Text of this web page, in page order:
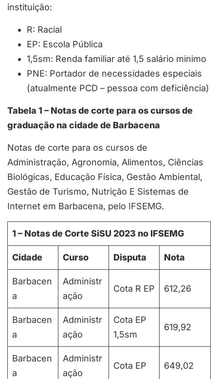
instituição:
R: Racial
EP: Escola Pública
1,5sm: Renda familiar até 1,5 salário mínimo
PNE: Portador de necessidades especiais
(atualmente PCD – pessoa com deficiência)
Tabela 1 – Notas de corte para os cursos de
graduação na cidade de Barbacena
Notas de corte para os cursos de
Administração, Agronomia, Alimentos, Ciências
Biológicas, Educação Física, Gestão Ambiental,
Gestão de Turismo, Nutrição E Sistemas de
Internet em Barbacena, pelo IFSEMG.
1 – Notas de Corte SiSU 2023 no IFSEMG
Cidade Curso Disputa Nota
Barbacen
a
Administr
ação
Cota R EP 612,26
Barbacen
a
Administr
ação
Cota EP
1,5sm
619,92
Barbacen
a
Administr
ação
Cota EP 649,02